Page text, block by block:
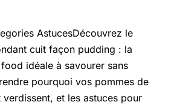
AstucesDécouvrez le
cuit façon pudding : la
idéale à savourer sans
pourquoi vos pommes de
et les astuces pour